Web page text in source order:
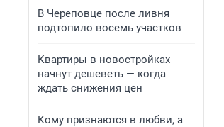
В Череповце после ливня
подтопило восемь участков
Квартиры в новостройках
начнут дешеветь — когда
ждать снижения цен
Кому признаются в любви, а